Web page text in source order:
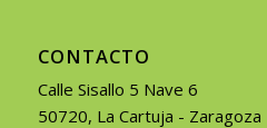
CONTACTO
Calle Sisallo 5 Nave 6
50720, La Cartuja - Zaragoza